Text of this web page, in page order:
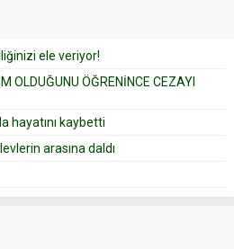
yapıştırdığı için düğünden...
ele veriyor!
OLDUĞUNU ÖĞRENİNCE CEZAYI
hayatını kaybetti
arasına daldı